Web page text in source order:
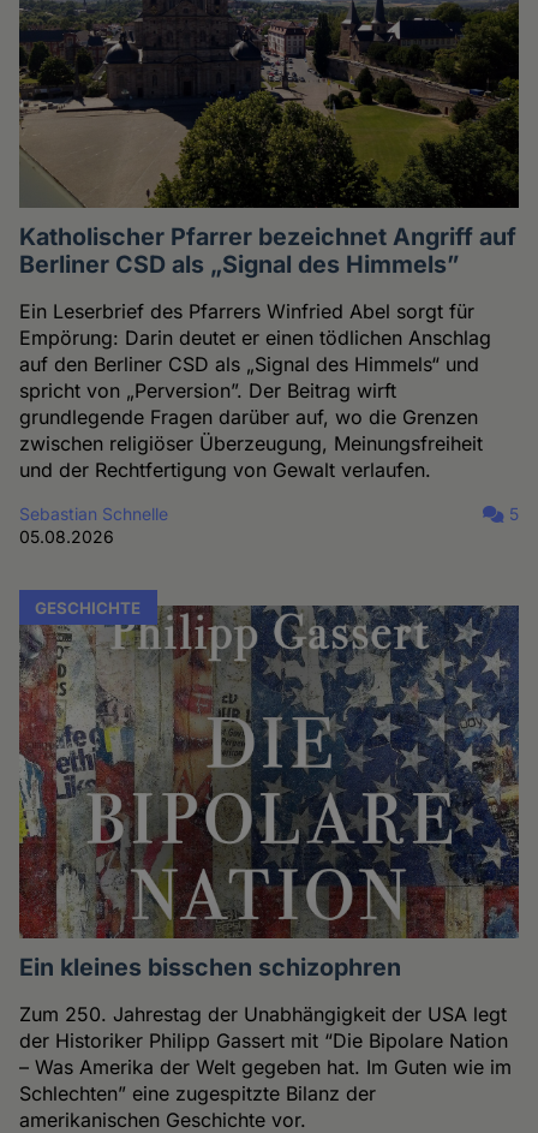
Katholischer Pfarrer bezeichnet Angriff auf
Berliner CSD als „Signal des Himmels”
Ein Leserbrief des Pfarrers Winfried Abel sorgt für
Empörung: Darin deutet er einen tödlichen Anschlag
auf den Berliner CSD als „Signal des Himmels“ und
spricht von „Perversion”. Der Beitrag wirft
grundlegende Fragen darüber auf, wo die Grenzen
zwischen religiöser Überzeugung, Meinungsfreiheit
und der Rechtfertigung von Gewalt verlaufen.
Sebastian Schnelle
05.08.2026
5
GESCHICHTE
Ein kleines bisschen schizophren
Zum 250. Jahrestag der Unabhängigkeit der USA legt
der Historiker Philipp Gassert mit “Die Bipolare Nation
– Was Amerika der Welt gegeben hat. Im Guten wie im
Schlechten” eine zugespitzte Bilanz der
amerikanischen Geschichte vor.